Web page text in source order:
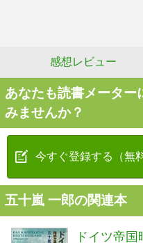
感想レビュー
あなたも読書メーター
みませんか？
今すぐ登録する（無
五十嵐 一郎の関連本
ドイツ帝